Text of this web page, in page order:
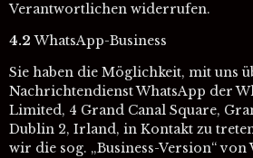
Verantwortlichen widerrufen.
4.2 WhatsApp-Business
Sie haben die Möglichkeit, mit uns
Nachrichtendienst WhatsApp der
Limited, 4 Grand Canal Square,
Dublin 2, Irland, in Kontakt zu
wir die sog. „Business-Version“ von